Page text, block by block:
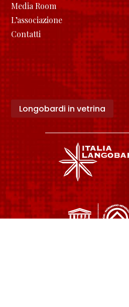
Media Room
L’associazione
Contatti
Longobardi in vetrina